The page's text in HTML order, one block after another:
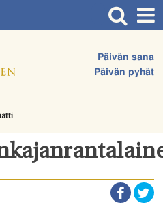
Päivän sana
Päivän pyhät